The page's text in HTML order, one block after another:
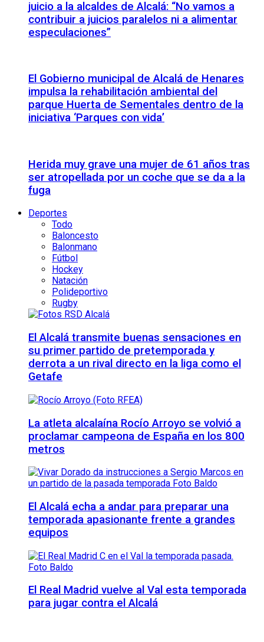
juicio a la alcaldes de Alcalá: “No vamos a
contribuir a juicios paralelos ni a alimentar
especulaciones”
El Gobierno municipal de Alcalá de Henares
impulsa la rehabilitación ambiental del
parque Huerta de Sementales dentro de la
iniciativa ‘Parques con vida’
Herida muy grave una mujer de 61 años tras
ser atropellada por un coche que se da a la
fuga
Deportes
Todo
Baloncesto
Balonmano
Fútbol
Hockey
Natación
Polideportivo
Rugby
El Alcalá transmite buenas sensaciones en
su primer partido de pretemporada y
derrota a un rival directo en la liga como el
Getafe
La atleta alcalaína Rocío Arroyo se volvió a
proclamar campeona de España en los 800
metros
El Alcalá echa a andar para preparar una
temporada apasionante frente a grandes
equipos
El Real Madrid vuelve al Val esta temporada
para jugar contra el Alcalá